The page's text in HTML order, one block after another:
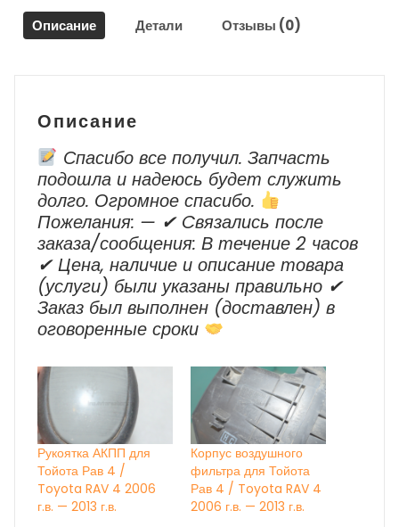
4
/
г.в.
2013
г.в.
Описание Детали Отзывы (0)
Описание
Спасибо все получил. Запчасть
подошла и надеюсь будет служить
долго. Огромное спасибо.
Пожелания: — ✔ Cвязались после
заказа/сообщения: В течение 2 часов
✔ Цена, наличие и описание товара
(услуги) были указаны правильно ✔
Заказ был выполнен (доставлен) в
оговоренные сроки
Рукоятка АКПП для
Тойота Рав 4 /
Toyota RAV 4 2006
г.в. — 2013 г.в.
Корпус воздушного
фильтра для Тойота
Рав 4 / Toyota RAV 4
2006 г.в. — 2013 г.в.